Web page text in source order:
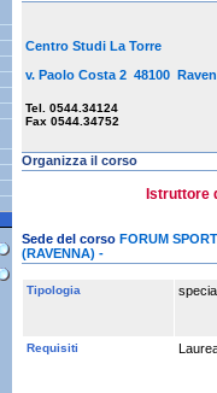
Centro Studi La Torre
v. Paolo Costa 2 48100
Tel. 0544.34124
Fax 0544.34752
Organizza il corso
Istruttore
Sede del corsoFORUM
(RAVENNA) -
Tipologia
Requisiti